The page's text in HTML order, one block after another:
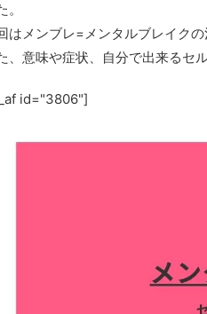
。
はメンブレ=メンタルブレイク
、意味や症状、自分で出来るセ
id="3806"]